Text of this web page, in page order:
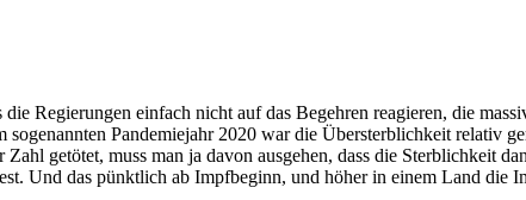
Regierungen einfach nicht auf das Begehren reagieren, die
sogenannten Pandemiejahr 2020 war die Übersterblichkeit relativ
getötet, muss man ja davon ausgehen, dass die Sterblichkeit
Und das pünktlich ab Impfbeginn, und höher in einem Land die